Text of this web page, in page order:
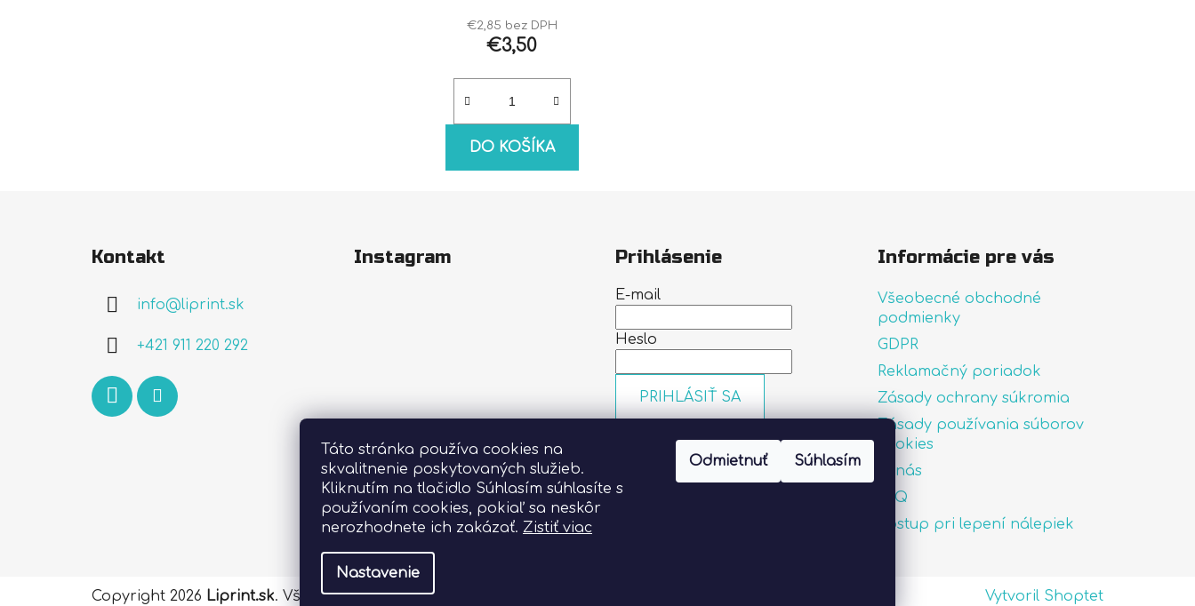
Táto stránka používa cookies na
skvalitnenie poskytovaných služieb.
Kliknutím na tlačidlo Súhlasím súhlasíte s
používaním cookies, pokiaľ sa neskôr
nerozhodnete ich zakázať. Zistiť viac
Nastavenie
Odmietnuť Súhlasím
€2,85 bez DPH
€3,50
DO KOŠÍKA
Kontakt
info@liprint.sk
+421 911 220 292
Instagram
Sledovať na Instagrame
Prihlásenie
E-mail
Heslo
PRIHLÁSIŤ SA
Informácie pre vás
Všeobecné obchodné
podmienky
GDPR
Reklamačný poriadok
Zásady ochrany súkromia
Zásady používania súborov
cookies
O nás
FAQ
Postup pri lepení nálepiek
Vytvoril Shoptet
Copyright 2026 Liprint.sk. Všetky práva vyhradené.